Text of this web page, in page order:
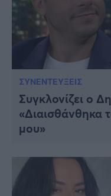
ΣΥΝΕΝΤΕΥΞΕΙΣ
Συγκλονίζει ο
«Διαισθάνθηκα
μου»